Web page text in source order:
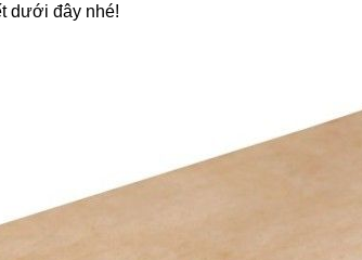
dưới đây nhé!